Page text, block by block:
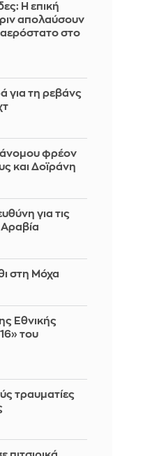
Η επική
απολαύσουν
αερόστατο στο
για τη ρεβάνς
φρέον
και Δοϊράνη
για τις
Αραβία
στη Μόχα
Εθνικής
του
τραυματίες